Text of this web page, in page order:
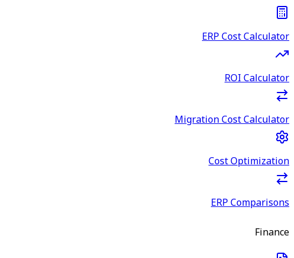
ERP Cost Calculator
ROI Calculator
Migration Cost Calculator
Cost Optimization
ERP Comparisons
Finance